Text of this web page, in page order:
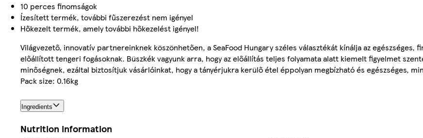
10 perces finomságok
Ízesített termék, további fűszerezést nem igényel
Hőkezelt termék, amely további hőkezelést igényel!
Világvezető, innovatív partnereinknek köszönhetően, a SeaFood Hungary széles választékát kínálja az egészséges,
előállított tengeri fogásoknak. Büszkék vagyunk arra, hogy az előállítás teljes folyamata alatt kiemelt figyelmet
minőségnek, ezáltal biztosítjuk vásárlóinkat, hogy a tányérjukra kerülő étel éppolyan megbízható és egészséges,
Pack size: 0.16kg
Ingredients
Nutrition information